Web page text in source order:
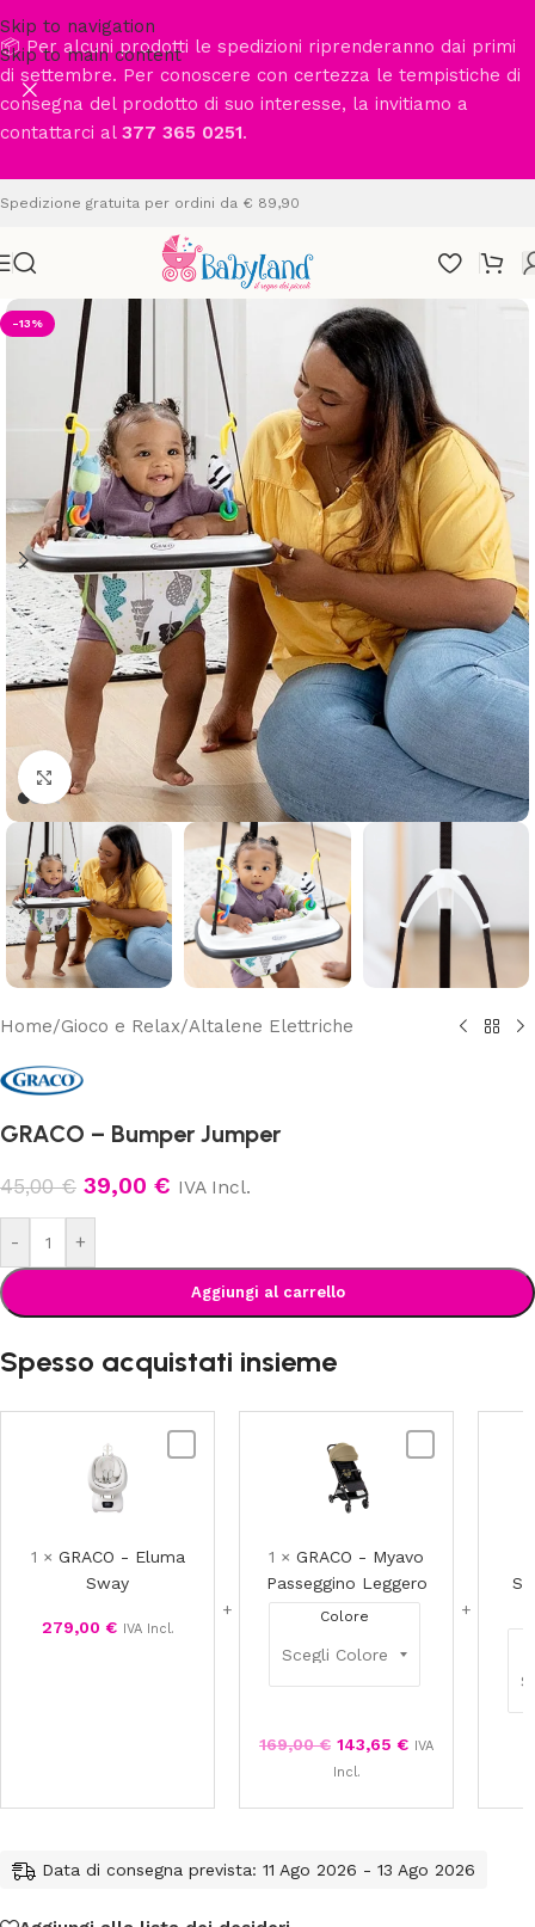
Skip to navigation
Skip to main content
📦 Per alcuni prodotti le spedizioni riprenderanno dai primi
di settembre. Per conoscere con certezza le tempistiche di
consegna del prodotto di suo interesse, la invitiamo a
contattarci al 377 365 0251.
Spedizione gratuita per ordini da € 89,90
-13%
Clicca per ingrandire
Home/Gioco e Relax/Altalene Elettriche
GRACO – Bumper Jumper
45,00€ 39,00 € IVA Incl.
- +
Aggiungi al carrello
Spesso acquistati insieme
1 × GRACO - Eluma
Sway
279,00 € IVA Incl.
1 × GRACO - Myavo
Passeggino Leggero
Colore
169,00€ 143,65 € IVA
Incl.
Data di consegna prevista: 11 Ago 2026 - 13 Ago 2026